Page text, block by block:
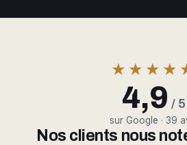
4,9 / 5
sur Google · 39
Nos clients nous